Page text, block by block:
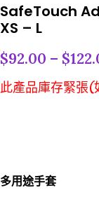
SafeTouch
XS – L
$92.00 – $
此產品庫存緊張
多用途手套